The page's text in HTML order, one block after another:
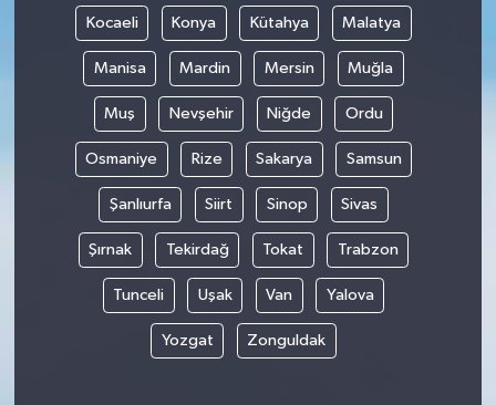
Kocaeli Konya Kütahya Malatya
Manisa Mardin Mersin Muğla
Muş Nevşehir Niğde Ordu
Osmaniye Rize Sakarya Samsun
Şanlıurfa Siirt Sinop Sivas
Şırnak Tekirdağ Tokat Trabzon
Tunceli Uşak Van Yalova
Yozgat Zonguldak